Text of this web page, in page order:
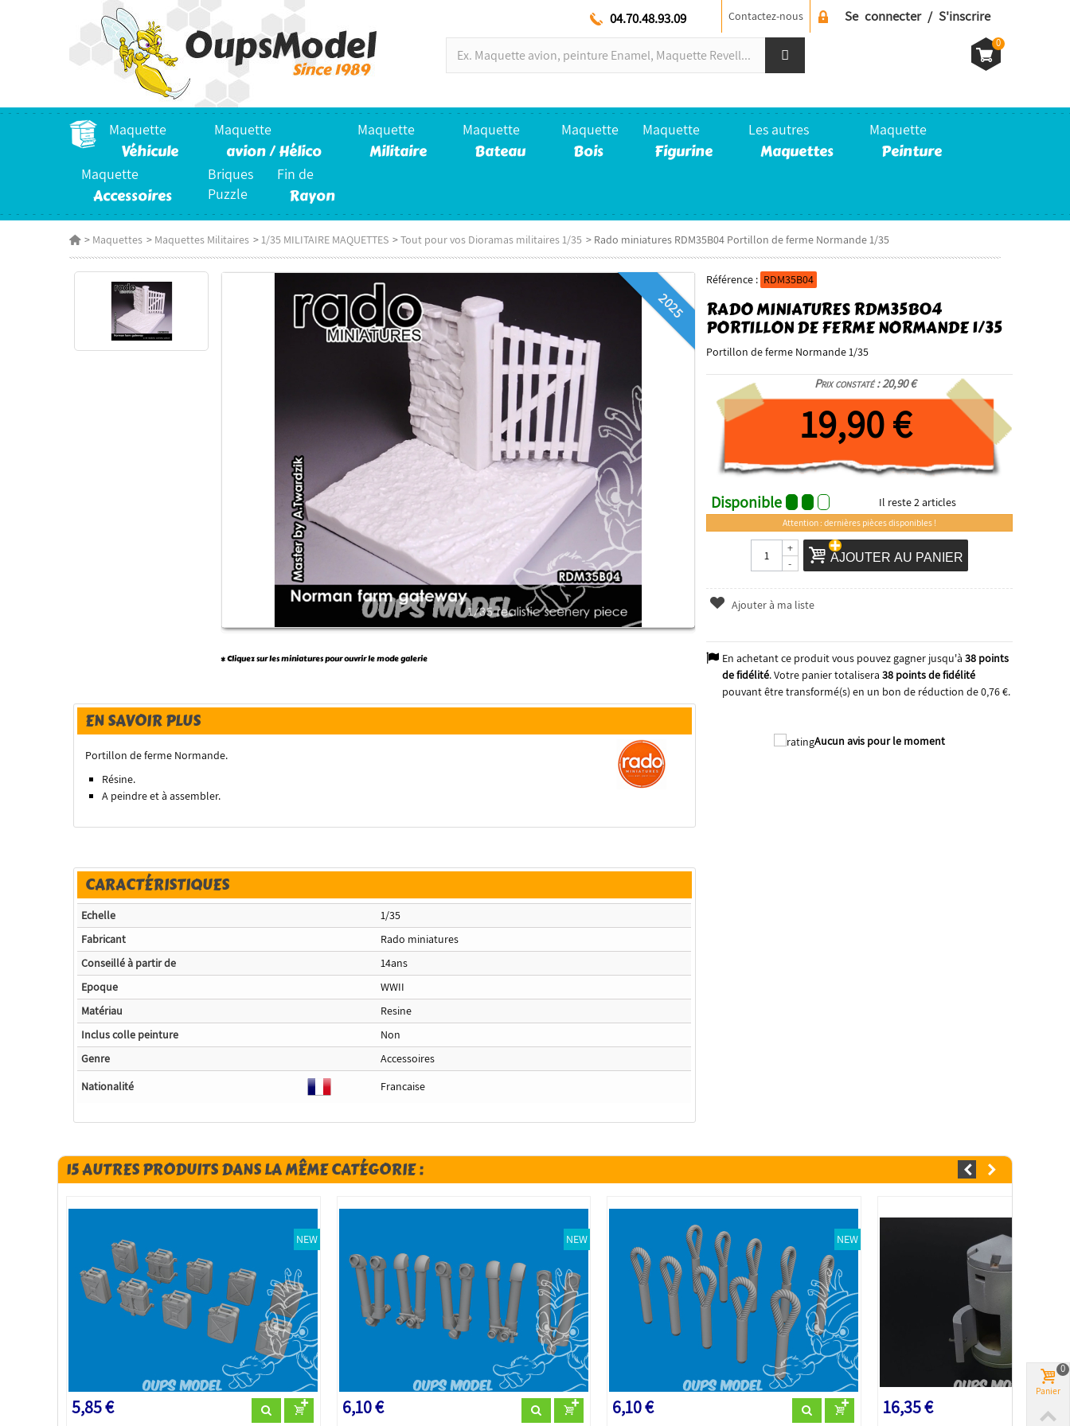
Se connecter / S'inscrire
Contactez-nous
04.70.48.93.09
0
Maquette
Véhicule
Maquette
avion / Hélico
Maquette
Militaire
Maquette
Bateau
Maquette
Bois
Maquette
Figurine
Les autres
Maquettes
Maquette
Peinture
Maquette
Accessoires
Briques
Puzzle
Fin de
Rayon
> Maquettes > Maquettes Militaires >1/35 MILITAIRE MAQUETTES >Tout pour vos Dioramas militaires 1/35 > Rado miniatures RDM35B04 Portillon de ferme Normande 1/35
Référence : RDM35B04
RADO MINIATURES RDM35B04
PORTILLON DE FERME NORMANDE 1/35
Portillon de ferme Normande 1/35
Prix constaté : 20,90 €
19,90 €
Disponible Il reste2articles
Attention : dernières pièces disponibles !
-
+
AJOUTER AU PANIER
Ajouter à ma liste
En achetant ce produit vous pouvez gagner jusqu'à 38points
de fidélité. Votre panier totalisera 38points de fidélité
pouvant être transformé(s) en un bon de réduction de0,76 €.
Aucun avis pour le moment
2025
* Cliquez sur les miniatures pour ouvrir le mode galerie
EN SAVOIR PLUS
Portillon de ferme Normande.
Résine.
A peindre et à assembler.
CARACTÉRISTIQUES
Echelle
1/35
Fabricant
Rado miniatures
Conseillé à partir de
14ans
Epoque
WWII
Matériau
Resine
Inclus colle peinture
Non
Genre
Accessoires
Nationalité
Francaise
15 AUTRES PRODUITS DANS LA MÊME CATÉGORIE :
NEW
5,85 €
NEW
6,10 €
NEW
6,10 € 16,35 €
Panier
0